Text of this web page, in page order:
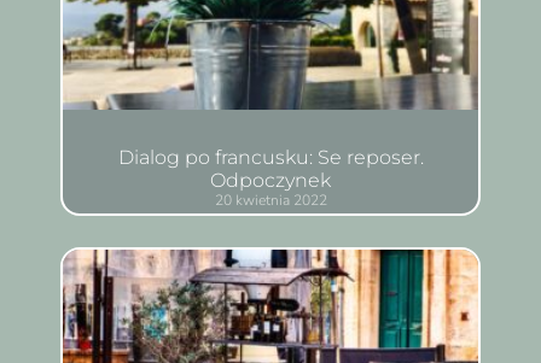
Dialog po francusku: Se reposer.
Odpoczynek
20 kwietnia 2022